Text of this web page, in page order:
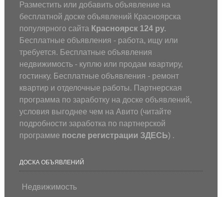
Разместить или добавить объявление на
бесплатной доске объявлений Красноярска
популярного сайта Красноярск 124 ру.
Бесплатные объявления - работа, ищу или
требуется. Бесплатные объявления
недвижимость - куплю или продам квартиру,
гостинку. Бесплатные объявления - ремонт
квартир и отделочные работы. Партнерская
программа по заработку на доске объявлений,
условия выгоднее чем на Авито (читайте
подробности заработка по партнерской
программе после регистрации ЗДЕСЬ) .
ДОСКА ОБЪЯВЛЕНИЙ
Недвижимость